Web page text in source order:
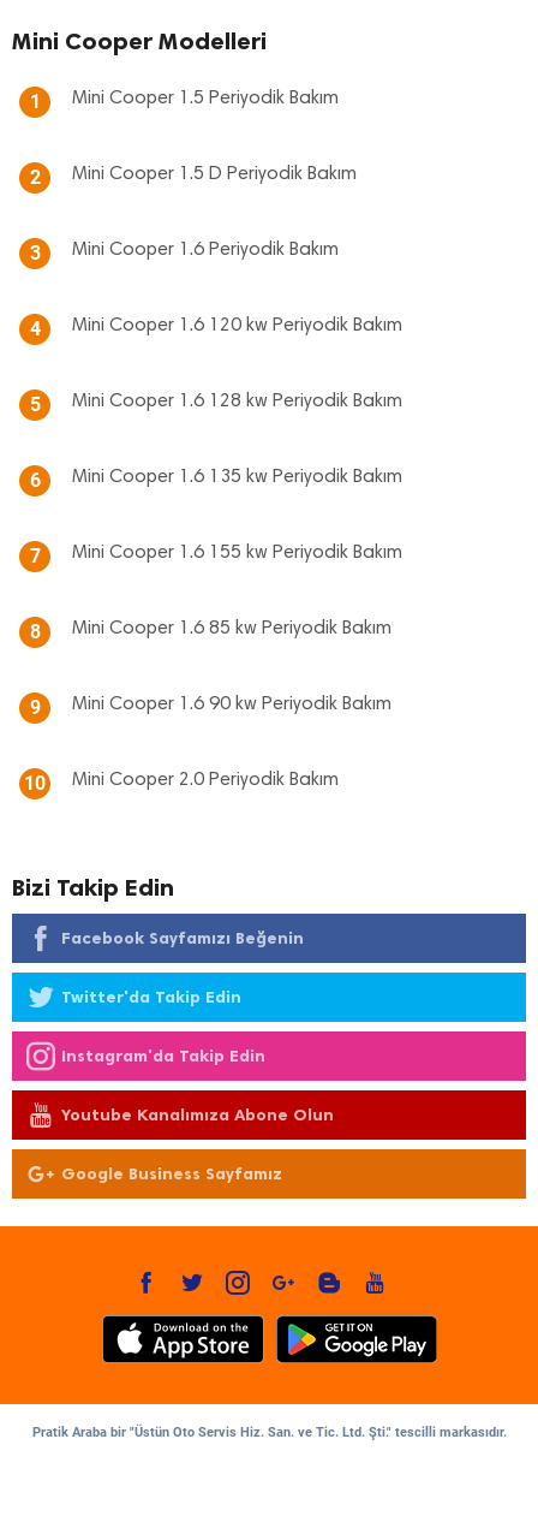
Mini Cooper Modelleri
1 Mini Cooper 1.5 Periyodik Bakım
2 Mini Cooper 1.5 D Periyodik Bakım
3 Mini Cooper 1.6 Periyodik Bakım
4 Mini Cooper 1.6 120 kw Periyodik Bakım
5 Mini Cooper 1.6 128 kw Periyodik Bakım
6 Mini Cooper 1.6 135 kw Periyodik Bakım
7 Mini Cooper 1.6 155 kw Periyodik Bakım
8 Mini Cooper 1.6 85 kw Periyodik Bakım
9 Mini Cooper 1.6 90 kw Periyodik Bakım
10 Mini Cooper 2.0 Periyodik Bakım
Bizi Takip Edin
Facebook Sayfamızı Beğenin
Twitter'da Takip Edin
Instagram'da Takip Edin
Youtube Kanalımıza Abone Olun
Google Business Sayfamız
Pratik Araba bir "Üstün Oto Servis Hiz. San. ve Tic. Ltd. Şti." tescilli markasıdır.